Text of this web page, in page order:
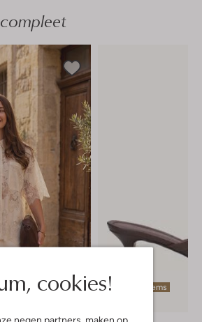
cookies!
negen partners , maken op
Laatste items